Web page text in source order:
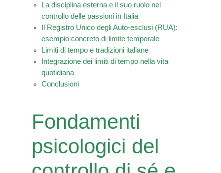
La disciplina esterna e il suo ruolo nel
controllo delle passioni in Italia
Il Registro Unico degli Auto-esclusi (RUA):
esempio concreto di limite temporale
Limiti di tempo e tradizioni italiane
Integrazione dei limiti di tempo nella vita
quotidiana
Conclusioni
Fondamenti
psicologici del